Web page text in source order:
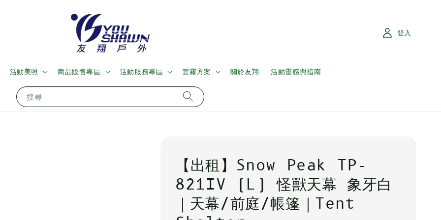
搜尋
活動美照 商品販售專區 活動服務專區 雲霧方案 關於友翔 活動靈感與指南
登入
【出租】Snow Peak TP-
821IV (L) 怪獸天幕 象牙白
｜天幕/前庭/帳篷｜Tent